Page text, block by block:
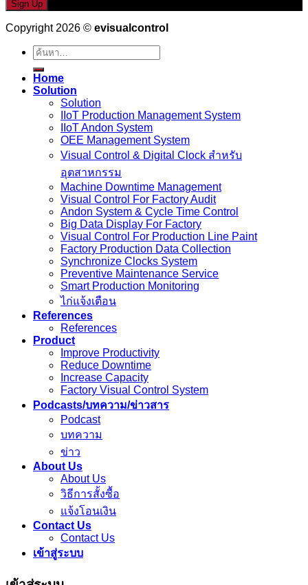
Copyright 2026 © evisualcontrol
ค้นหา:
Home
Solution
Solution
IIoT Production Management System
IIoT Andon System
OEE Management System
Visual Control & Digital Clock สำหรับ
อุตสาหกรรม
Machine Downtime Management
Visual Control For Factory Audit
Andon System & Cycle Time Control
Big Data Display For Factory
Visual Control For Production Line Paint
Factory Production Data Collection
Synchronize Clocks System
Preventive Maintenance Service
Smart Production Monitoring
ไก่แจ้งเตือน
References
References
Product
Improve Productivity
Reduce Downtime
Increase Capacity
Factory Visual Control System
Podcasts/บทความ/ข่าวสาร
Podcast
บทความ
ข่าว
About Us
About Us
วิธีการสั้งซื้อ
แจ้งโอนเงิน
Contact Us
Contact Us
เข้าสู่ระบบ